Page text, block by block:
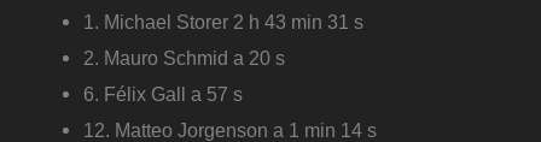
1. Michael Storer 2 h 43 min 31 s
2. Mauro Schmid a 20 s
6. Félix Gall a 57 s
12. Matteo Jorgenson a 1 min 14 s